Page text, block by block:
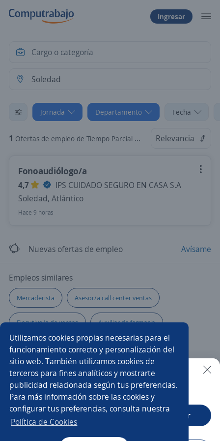
Utilizamos cookies propias necesarias para el
funcionamiento correcto y personalización del
sitio web. También utilizamos cookies de
terceros para fines analíticos y mostrarte
publicidad relacionada según tus preferencias.
Para más información sobre las cookies y
configurar tus preferencias, consulta nuestra
Política de Cookies
Ingresar
Jornada Departamento Fecha
1 Ofertas de empleo de Tiempo Parcial en Soledad, Atlántico Relevancia
Fonoaudiólogo/a
4,7
IPS CUIDADO SEGURO EN CASA S.A
Soledad, Atlántico
Hace 9 horas
Nuevas ofertas de empleo Avísame
Empleos similares
Mercaderista Asesor/a call center ventas
Ejecutivo/a de ventas Auxiliar de farmacia
Ayudante de servicios generales Camarero/a
Fonoaudiólogo/a Auxiliar de cocina
Impulsador/a Nutricionista Odontólogo/a
Asesor/a comercial
Buscar es más fácil en la app
CT App Abrir